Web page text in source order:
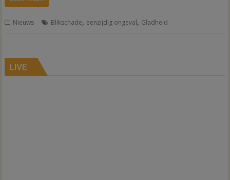
Nieuws Blikschade, eenzijdig ongeval, Gladheid
LIVE